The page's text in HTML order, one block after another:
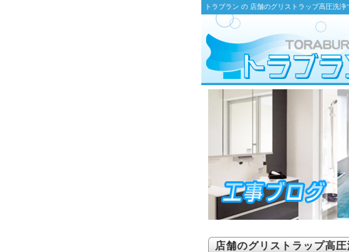
トラブラン の 店舗のグリストラップ高圧洗浄
店舗のグリストラップ高